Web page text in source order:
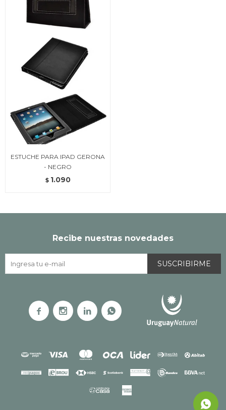
ESTUCHE PARA IPAD GERONA
- NEGRO
$ 1.090
Recibe nuestras novedades
SUSCRIBIRME
   